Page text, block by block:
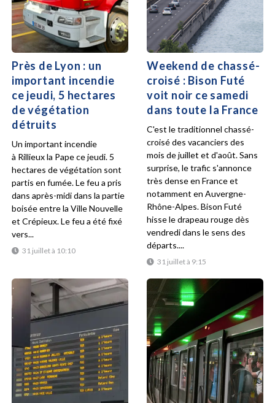
Près de Lyon : un
important incendie
ce jeudi, 5 hectares
de végétation
détruits
31 juillet à 10:10
Un important incendie
à Rillieux la Pape ce jeudi. 5
hectares de végétation sont
partis en fumée. Le feu a pris
dans après-midi dans la partie
boisée entre la Ville Nouvelle
et Crépieux. Le feu a été fixé
vers...
Weekend de chassé-
croisé : Bison Futé
voit noir ce samedi
dans toute la France
31 juillet à 9:15
C'est le traditionnel chassé-
croisé des vacanciers des
mois de juillet et d'août. Sans
surprise, le trafic s'annonce
très dense en France et
notamment en Auvergne-
Rhône-Alpes. Bison Futé
hisse le drapeau rouge dès
vendredi dans le sens des
départs....